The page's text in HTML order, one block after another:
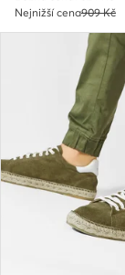
Nejnižší cena909 Kč